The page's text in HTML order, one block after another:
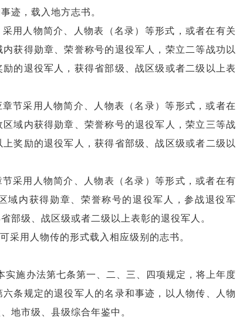
迹，载入地方志书。
用人物简介、人物表（名录）等形式，或者在有关
获得勋章、荣誉称号的退役军人，荣立二等战功以
的退役军人，获得省部级、战区级或者二级以上表
节采用人物简介、人物表（名录）等形式，或者在
域内获得勋章、荣誉称号的退役军人，荣立三等战
奖励的退役军人，获得省部级、战区级或者二级以
采用人物简介、人物表（名录）等形式，或者在有
域内获得勋章、荣誉称号的退役军人，参战退役军
部级、战区级或者二级以上表彰的退役军人。
采用人物传的形式载入相应级别的志书。
实施办法第七条第一、二、三、四项规定，将上年度
条规定的退役军人的名录和事迹，以人物传、人物
地市级、县级综合年鉴中。